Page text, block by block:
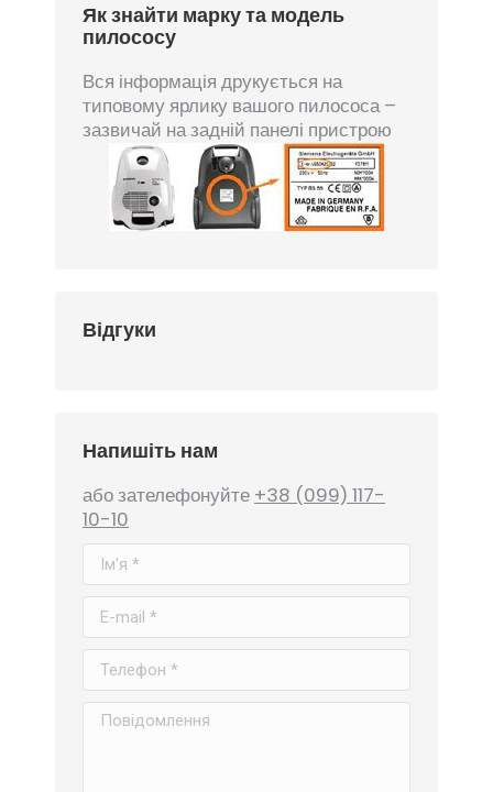
Як знайти марку та модель
пилососу
Вся інформація друкується на
типовому ярлику вашого пилососа –
зазвичай на задній панелі пристрою
Відгуки
Напишіть нам
або зателефонуйте +38 (099) 117-
10-10
Ім'я *
E-mail *
Телефон *
Повідомлення